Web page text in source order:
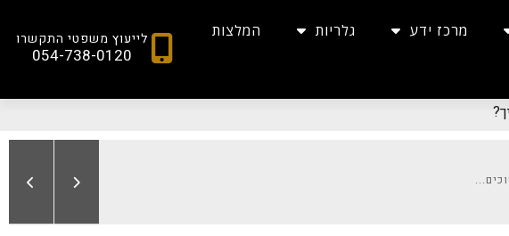
מרכז ידע גלריות
המלצות
לייעוץ משפטי התקשרו
054-738-0120